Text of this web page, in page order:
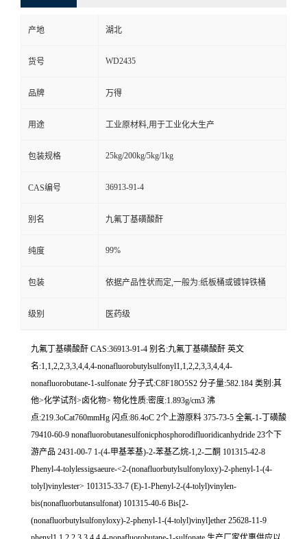
产地 湖北
货号 WD2435
品牌 万得
用途 工业原材料,用于工业化大生产
包装规格 25kg/200kg/5kg/1kg
CAS编号 36913-91-4
别名 九氟丁基磺酸酐
纯度 99%
包装 依据产品性状而定,一般为:纸板桶或镀锌铁桶
级别 医药级
九氟丁基磺酸酐 CAS:36913-91-4 别名:九氟丁基磺酸酐 英文
名:1,1,2,2,3,3,4,4,4-nonafluorobutylsulfonyl1,1,2,2,3,3,4,4,4-
nonafluorobutane-1-sulfonate 分子式:C8F18O5S2 分子量:582.184 类别:其
他>化学试剂>卤化物> 物化性质:密度:1.893g/cm3 沸
点:219.3oCat760mmHg 闪点:86.4oC 2个上游原料 375-73-5 全氟-1-丁磺酸
79410-60-9 nonafluorobutanesulfonicphosphorodifluoridicanhydride 23个下
游产品 2431-00-7 1-(4-甲基苯基)-2-苯基乙烷-1,2-二酮 101315-42-8
Phenyl-4-tolylessigsaeure-<2-(nonafluorbutylsulfonyloxy)-2-phenyl-1-(4-
tolyl)vinylester> 101315-33-7 (E)-1-Phenyl-2-(4-tolyl)vinylen-
bis(nonafluorbutansulfonat) 101315-40-6 Bis[2-
(nonafluorbutylsulfonyloxy)-2-phenyl-1-(4-tolyl)vinyl]ether 25628-11-9